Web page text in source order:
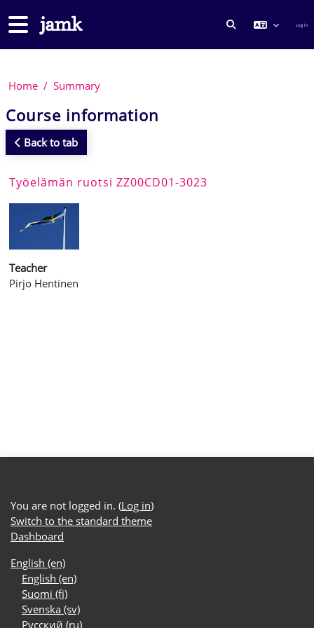
Side panel
TOGGLE Log in
Home Summary
Course information
Back to tab
Työelämän ruotsi ZZ00CD01-3023
Teacher
Pirjo Hentinen
You are not logged in. (Log in)
Switch to the standard theme
Dashboard
English ‎(en)‎
English ‎(en)‎
Suomi ‎(fi)‎
Svenska ‎(sv)‎
Русский ‎(ru)‎